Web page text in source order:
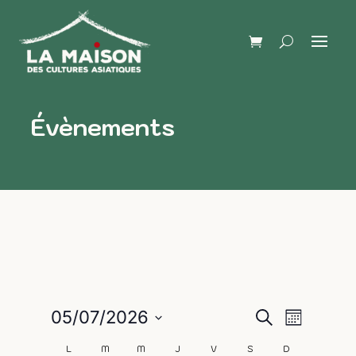
Évènements
et
Recherche
Mois
05/07/2026
L M M J V S D